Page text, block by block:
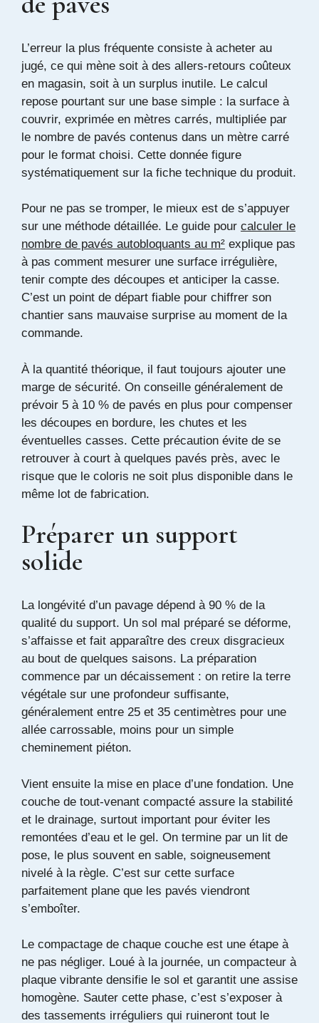
L’erreur la plus fréquente consiste à acheter au
jugé, ce qui mène soit à des allers-retours coûteux
en magasin, soit à un surplus inutile. Le calcul
repose pourtant sur une base simple : la surface à
couvrir, exprimée en mètres carrés, multipliée par
le nombre de pavés contenus dans un mètre carré
pour le format choisi. Cette donnée figure
systématiquement sur la fiche technique du produit.
Pour ne pas se tromper, le mieux est de s’appuyer
sur une méthode détaillée. Le guide pour calculer le
nombre de pavés autobloquants au m² explique pas
à pas comment mesurer une surface irrégulière,
tenir compte des découpes et anticiper la casse.
C’est un point de départ fiable pour chiffrer son
chantier sans mauvaise surprise au moment de la
commande.
À la quantité théorique, il faut toujours ajouter une
marge de sécurité. On conseille généralement de
prévoir 5 à 10 % de pavés en plus pour compenser
les découpes en bordure, les chutes et les
éventuelles casses. Cette précaution évite de se
retrouver à court à quelques pavés près, avec le
risque que le coloris ne soit plus disponible dans le
même lot de fabrication.
Préparer un support
solide
La longévité d’un pavage dépend à 90 % de la
qualité du support. Un sol mal préparé se déforme,
s’affaisse et fait apparaître des creux disgracieux
au bout de quelques saisons. La préparation
commence par un décaissement : on retire la terre
végétale sur une profondeur suffisante,
généralement entre 25 et 35 centimètres pour une
allée carrossable, moins pour un simple
cheminement piéton.
Vient ensuite la mise en place d’une fondation. Une
couche de tout-venant compacté assure la stabilité
et le drainage, surtout important pour éviter les
remontées d’eau et le gel. On termine par un lit de
pose, le plus souvent en sable, soigneusement
nivelé à la règle. C’est sur cette surface
parfaitement plane que les pavés viendront
s’emboîter.
Le compactage de chaque couche est une étape à
ne pas négliger. Loué à la journée, un compacteur à
plaque vibrante densifie le sol et garantit une assise
homogène. Sauter cette phase, c’est s’exposer à
des tassements irréguliers qui ruineront tout le